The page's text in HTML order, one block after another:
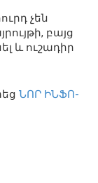
չեն
բայց
և ուշադիր
ՆՈՐ ԻՆՖՈ-